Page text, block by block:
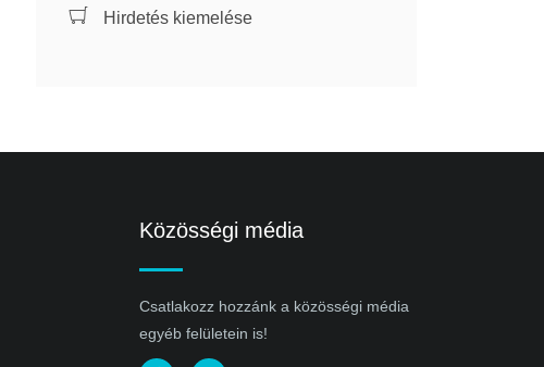
Hirdetés kiemelése
Közösségi média
Csatlakozz hozzánk a közösségi média
egyéb felületein is!